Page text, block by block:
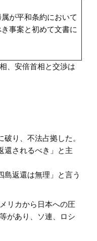
が平和条約において
事案と初めて文書に
、安倍首相と交渉は
り、不法占拠した。
還されるべき」と主
島返還は無理」と言う
リカから日本への圧
があり、ソ連、ロシ